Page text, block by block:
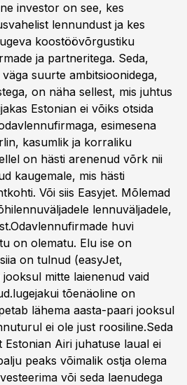
investor on see, kes
lennundust ja kes
koostöövõrgustiku
ja partneritega. Seda,
suurte ambitsioonidega,
on näha sellest, mis juhtus
Estonian ei võiks otsida
esimesena
kasumlik ja korraliku
on hästi arenenud võrk nii
kaugemale, mis hästi
Või siis Easyjet. Mõlemad
lennuväljadele,
huvi
on olematu. Elu ise on
on tulnud (easyJet,
mitte laienenud vaid
tõenäoline on
lähema aasta-paari jooksul
ei ole just roosiline.Seda
Estonian Airi juhatuse laual ei
peaks võimalik ostja olema
või seda laenudega